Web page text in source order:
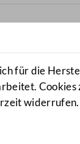
für die